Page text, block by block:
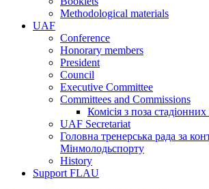
Methodological materials
UAF
Conference
Honorary members
President
Council
Executive Committee
Committees and Commissions
Комісія з поза стадіонних
UAF Secretariat
Головна тренерська рада за
Мінмолодьспорту
History
Support FLAU